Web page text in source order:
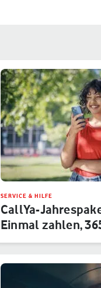
SERVICE & HILFE
CallYa-
Einmal zahlen,